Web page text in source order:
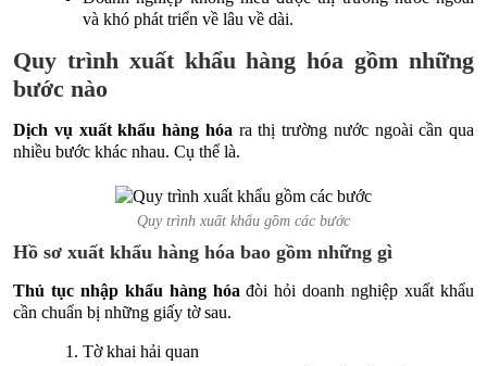
và khó phát triển về lâu về dài.
Quy trình xuất khẩu hàng hóa gồm những
bước nào
Dịch vụ xuất khẩu hàng hóa ra thị trường nước ngoài cần qua
nhiều bước khác nhau. Cụ thể là.
Quy trình xuất khẩu gồm các bước
Hồ sơ xuất khẩu hàng hóa bao gồm những gì
Thủ tục nhập khẩu hàng hóađòi hỏi doanh nghiệp xuất khẩu
cần chuẩn bị những giấy tờ sau.
Tờ khai hải quan